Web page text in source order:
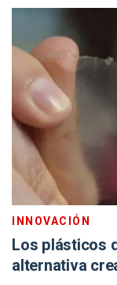
INNOVACIÓN
Los plásticos
alternativa